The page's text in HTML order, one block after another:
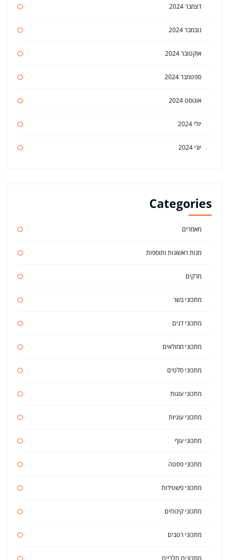
דצמבר 2024
נובמבר 2024
אוקטובר 2024
ספטמבר 2024
אוגוסט 2024
יולי 2024
יוני 2024
Categories
מאמרים
מנות ראשונות ותוספות
מרקים
מתכוני בשר
מתכוני דגים
מתכוני ממולאים
מתכוני סלטים
מתכוני עוגות
מתכוני עוגיות
מתכוני עוף
מתכוני פסטה
מתכוני פשטידות
מתכוני קינוחים
מתכוני רטבים
מתכונים חלביים